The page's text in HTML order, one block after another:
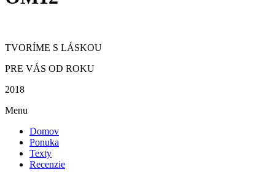
TVORÍME S LÁSKOU
PRE VÁS OD ROKU
2018
Menu
Domov
Ponuka
Texty
Recenzie